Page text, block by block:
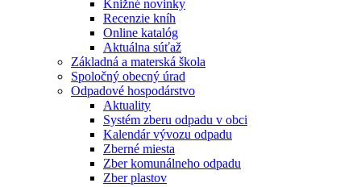
Knižné novinky
Recenzie kníh
Online katalóg
Aktuálna súťaž
Základná a materská škola
Spoločný obecný úrad
Odpadové hospodárstvo
Aktuality
Systém zberu odpadu v obci
Kalendár vývozu odpadu
Zberné miesta
Zber komunálneho odpadu
Zber plastov